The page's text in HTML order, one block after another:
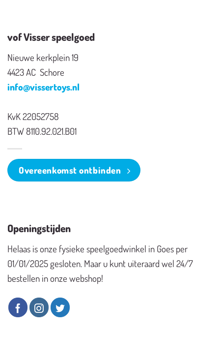
vof Visser speelgoed
Nieuwe kerkplein 19
4423 AC Schore
info@vissertoys.nl
KvK 22052758
BTW 8110.92.021.B01
Overeenkomst ontbinden
Openingstijden
Helaas is onze fysieke speelgoedwinkel in Goes per
01/01/2025 gesloten. Maar u kunt uiteraard wel 24/7
bestellen in onze webshop!